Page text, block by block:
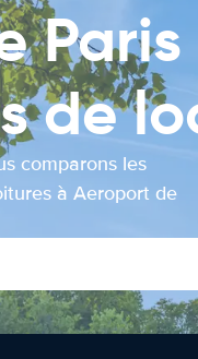
de
comparons les
à Aeroport de